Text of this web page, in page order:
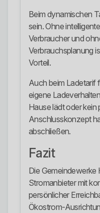
Beim dynamischen
sein. Ohne
Verbraucher und
Verbrauchsplanung
Vorteil.
Auch beim Ladetarif
eigene
Hause lädt oder
Anschlusskonzept
abschließen.
Fazit
Die Gemeindewerke
Stromanbieter mit
persönlicher
Ökostrom-